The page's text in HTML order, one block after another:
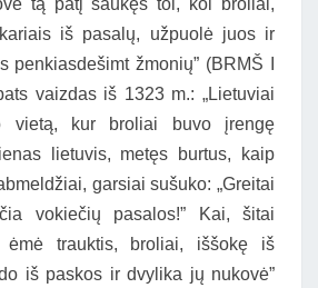
tą patį šaukęs tol, kol broliai,
iš pasalų, užpuolė juos ir
penkiasdešimt žmonių” (BRMŠ I
vaizdas iš 1323 m.: „Lietuviai
vietą, kur broliai buvo įrengę
lietuvis, metęs burtus, kaip
garsiai sušuko: „Greitai
vokiečių pasalos!” Kai, šitai
ėmė trauktis, broliai, iššokę iš
iš paskos ir dvylika jų nukovė”